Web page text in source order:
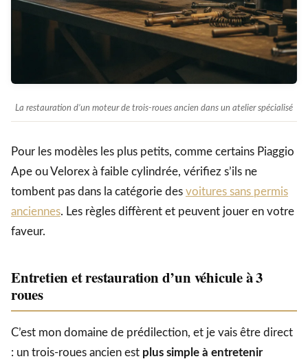
La restauration d’un moteur de trois-roues ancien dans un atelier spécialisé
Pour les modèles les plus petits, comme certains Piaggio
Ape ou Velorex à faible cylindrée, vérifiez s’ils ne
tombent pas dans la catégorie des voitures sans permis
anciennes. Les règles diffèrent et peuvent jouer en votre
faveur.
Entretien et restauration d’un véhicule à 3
roues
C’est mon domaine de prédilection, et je vais être direct
: un trois-roues ancien est plus simple à entretenir